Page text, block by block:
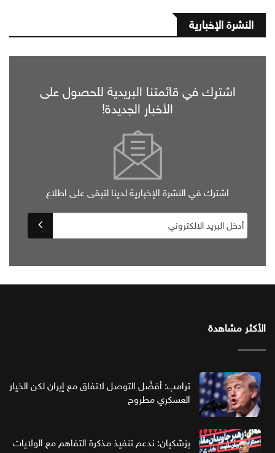
النشرة الإخبارية
اشترك في قائمتنا البريدية للحصول على
الأخبار الجديدة!
اشترك في النشرة الإخبارية لدينا لتبقى على اطلاع
الأكثر مشاهدة
ترامب: أفضّل التوصل لاتفاق مع إيران لكن الخيار
العسكري مطروح
بزشكيان: ندعم تنفيذ مذكرة التفاهم مع الولايات